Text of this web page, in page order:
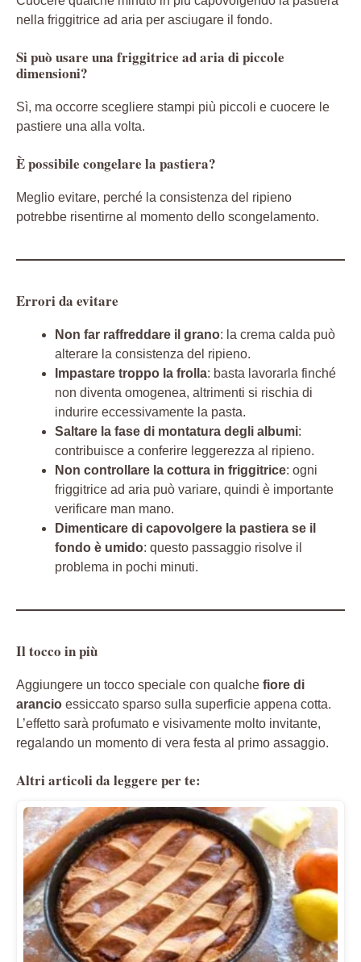
nella friggitrice ad aria per asciugare il fondo.
Si può usare una friggitrice ad aria di piccole
dimensioni?
Sì, ma occorre scegliere stampi più piccoli e cuocere le
pastiere una alla volta.
È possibile congelare la pastiera?
Meglio evitare, perché la consistenza del ripieno
potrebbe risentirne al momento dello scongelamento.
Errori da evitare
Non far raffreddare il grano: la crema calda può
alterare la consistenza del ripieno.
Impastare troppo la frolla: basta lavorarla finché
non diventa omogenea, altrimenti si rischia di
indurire eccessivamente la pasta.
Saltare la fase di montatura degli albumi:
contribuisce a conferire leggerezza al ripieno.
Non controllare la cottura in friggitrice: ogni
friggitrice ad aria può variare, quindi è importante
verificare man mano.
Dimenticare di capovolgere la pastiera se il
fondo è umido: questo passaggio risolve il
problema in pochi minuti.
Il tocco in più
Aggiungere un tocco speciale con qualche fiore di
arancio essiccato sparso sulla superficie appena cotta.
L’effetto sarà profumato e visivamente molto invitante,
regalando un momento di vera festa al primo assaggio.
Altri articoli da leggere per te: